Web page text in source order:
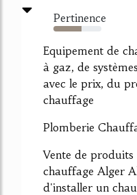
Pertinence
59%
Equipement de
à gaz, de
avec le prix, du
chauffage
Plomberie
Vente de
chauffage Alger
d'installer un